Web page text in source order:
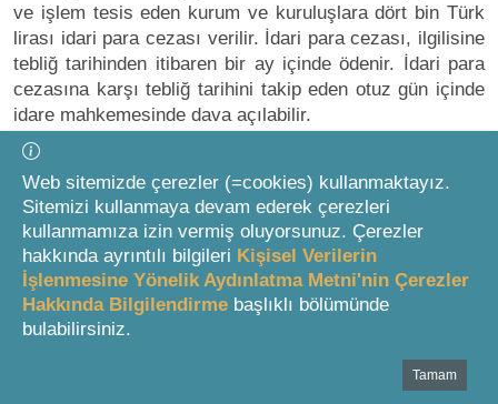
ve işlem tesis eden kurum ve kuruluşlara dört bin Türk
lirası idari para cezası verilir. İdari para cezası, ilgilisine
tebliğ tarihinden itibaren bir ay içinde ödenir. İdari para
cezasına karşı tebliğ tarihini takip eden otuz gün içinde
idare mahkemesinde dava açılabilir.
Tahsil edilen âmme alacaklarından yapılacak
reddiyat sebebiyle mahsuplar
MADDE 23
Tahsil edilip de kanuni sebeplerle reddi icabeden
olan âmme idaresine olan muaccel borçlarına mahsup
Web sitemizde çerezler (=cookies) kullanmaktayız.
Sitemizi kullanmaya devam ederek çerezleri
kullanmamıza izin vermiş oluyorsunuz. Çerezler
hakkında ayrıntılı bilgileri Kişisel Verilerin
İşlenmesine Yönelik Aydınlatma Metni'nin Çerezler
Hakkında Bilgilendirme başlıklı bölümünde
bulabilirsiniz.
Tamam